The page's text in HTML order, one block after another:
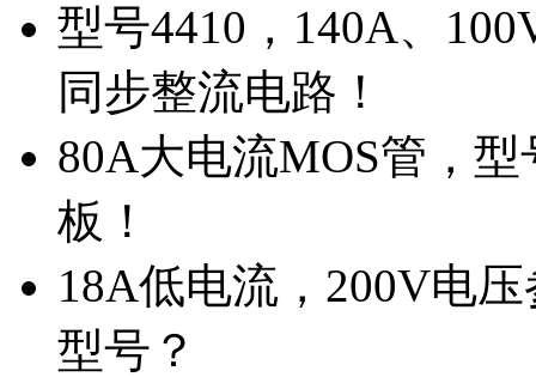
型号4410，140A、
同步整流电路！
80A大电流MOS管，
板！
18A低电流，200V电
型号？